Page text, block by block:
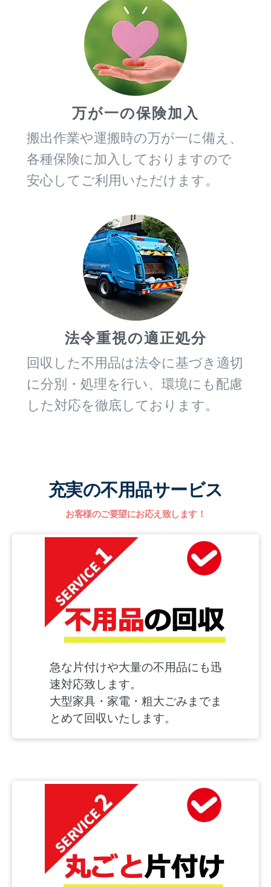
万が一の保険加入
搬出作業や運搬時の万が一に備え、
各種保険に加入しておりますので
安心してご利用いただけます。
法令重視の適正処分
回収した不用品は法令に基づき適切
に分別・処理を行い、環境にも配慮
した対応を徹底しております。
充実の不用品サービス
お客様のご要望にお応え致します！
急な片付けや大量の不用品にも迅
速対応致します。
大型家具・家電・粗大ごみまでま
とめて回収いたします。